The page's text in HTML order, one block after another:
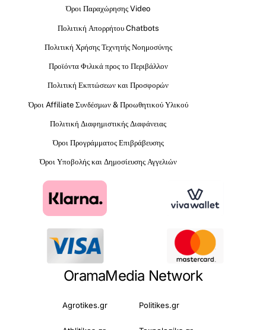
Όροι Παραχώρησης Video
Πολιτική Απορρήτου Chatbots
Πολιτική Χρήσης Τεχνητής Νοημοσύνης
Προϊόντα Φιλικά προς το Περιβάλλον
Πολιτική Εκπτώσεων και Προσφορών
Όροι Affiliate Συνδέσμων & Προωθητικού Υλικού
Πολιτική Διαφημιστικής Διαφάνειας
Όροι Προγράμματος Επιβράβευσης
Όροι Υποβολής και Δημοσίευσης Αγγελιών
OramaMedia Network
Agrotikes.gr Politikes.gr